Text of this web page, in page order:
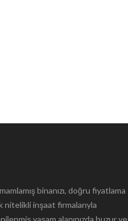
binanızı, doğru fiyatlama
nitelikli inşaat firmalarıyla
yaşam alanınızda huzur ve